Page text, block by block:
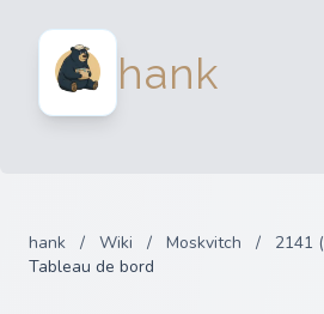
hank
hank / Wiki / Moskvitch / 2141
Tableau de bord